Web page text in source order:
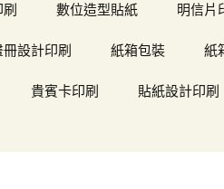
刷 數位造型貼紙 明信片
冊設計印刷 紙箱包裝 紙
貴賓卡印刷 貼紙設計印刷